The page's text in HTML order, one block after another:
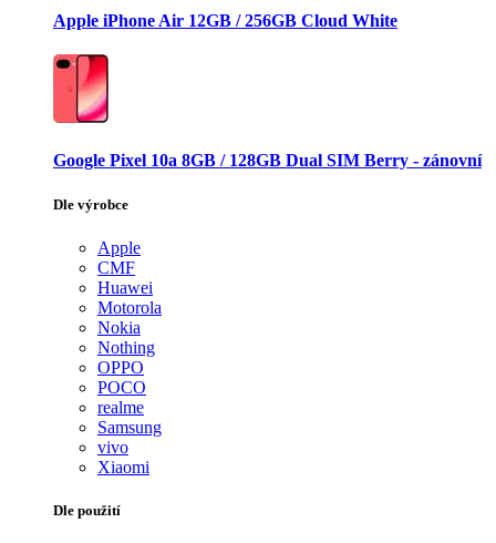
Apple iPhone Air 12GB / 256GB Cloud White
Google Pixel 10a 8GB / 128GB Dual SIM Berry - zánovní
Dle výrobce
Apple
CMF
Huawei
Motorola
Nokia
Nothing
OPPO
POCO
realme
Samsung
vivo
Xiaomi
Dle použití